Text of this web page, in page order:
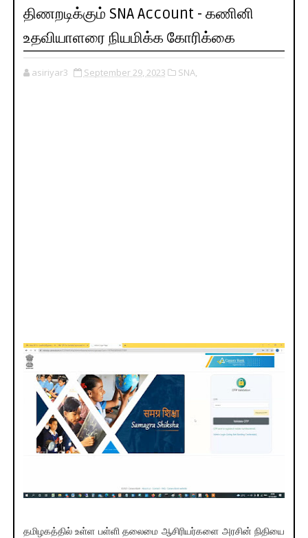
திணறடிக்கும் SNA Account - கணினி
உதவியாளரை நியமிக்க கோரிக்கை
asiriyar3 September 29, 2023 SNA,
தமிழகத்தில் உள்ள பள்ளி தலைமை ஆசிரியர்களை அரசின் நிதியை